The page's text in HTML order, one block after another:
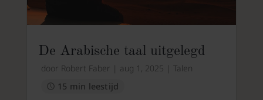
De Arabische taal uitgelegd
door Robert Faber aug 1, 2025
Talen
15 min leestijd